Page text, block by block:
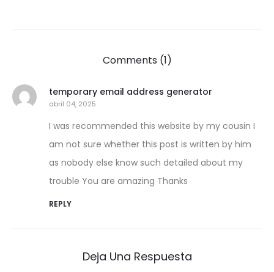
Comments (1)
temporary email address generator
abril 04, 2025
I was recommended this website by my cousin I
am not sure whether this post is written by him
as nobody else know such detailed about my
trouble You are amazing Thanks
REPLY
Deja Una Respuesta